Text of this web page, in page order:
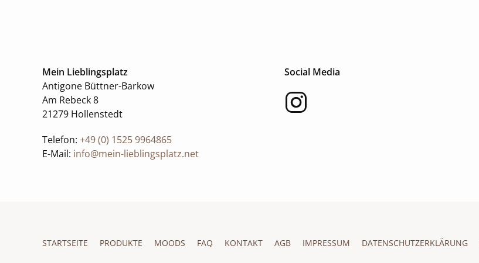
Mein Lieblingsplatz
Antigone Büttner-Barkow
Am Rebeck 8
21279 Hollenstedt
Telefon: +49 (0) 1525 9964865
E-Mail: info@mein-lieblingsplatz.net
Social Media
überspringen
STARTSEITE PRODUKTE MOODS FAQ KONTAKT AGB IMPRESSUM DATENSCHUTZERKLÄRUNG